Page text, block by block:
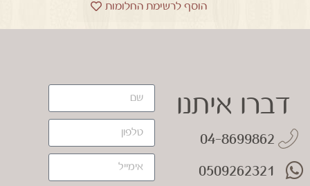
הוסף לרשימת החלומות
דברו איתנו
04-8699862
0509262321